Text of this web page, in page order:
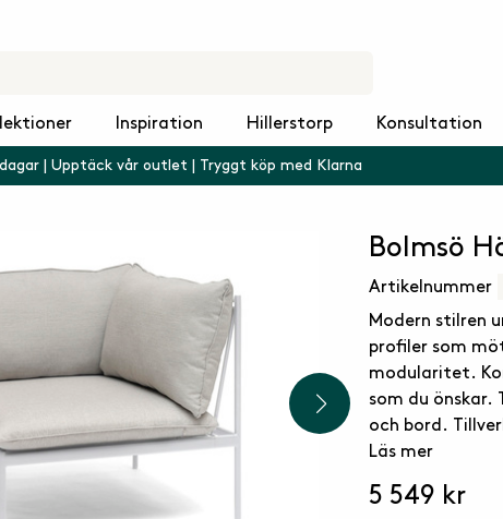
Inspiration Hillerstorp Konsultation
| Upptäck vår outlet | Tryggt köp med Klarna
Bolmsö
Artikelnummer
Modern stilren
profiler som
modularitet.
som du
och bord.
olefin.
Läs mer
5 549 kr